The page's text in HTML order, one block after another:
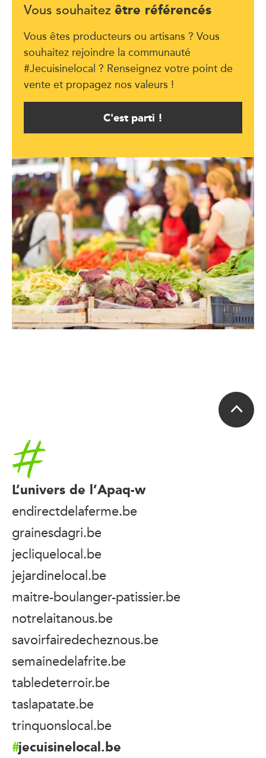
Vous souhaitez être référencés
Vous êtes producteurs ou artisans ? Vous
souhaitez rejoindre la communauté
#Jecuisinelocal ? Renseignez votre point de
vente et propagez nos valeurs !
C'est parti !
Accueil
L’univers de l’Apaq-w
endirectdelaferme.be
grainesdagri.be
jecliquelocal.be
jejardinelocal.be
maitre-boulanger-patissier.be
notrelaitanous.be
savoirfairedecheznous.be
semainedelafrite.be
tabledeterroir.be
taslapatate.be
trinquonslocal.be
jecuisinelocal.be